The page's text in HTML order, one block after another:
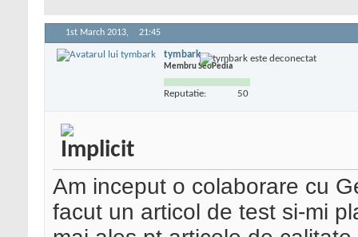
1st March 2013, 21:45
tymbark
Membru SeoPedia
Reputatie: 50
Am inceput o colaborare cu
facut un articol de test si-mi